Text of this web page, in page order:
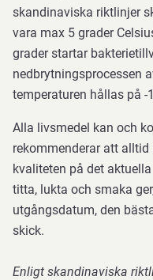
skandinaviska riktlinjer
vara max 5 grader
grader startar
nedbrytningsprocessen
temperaturen hållas på -
Alla livsmedel kan och
rekommenderar att
kvaliteten på det
titta, lukta och smaka
utgångsdatum, den
skick.
Enligt skandinaviska